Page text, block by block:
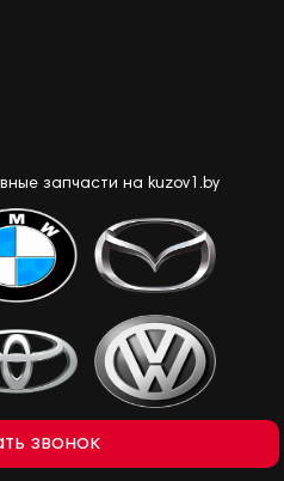
запчасти на kuzov1.by
звонок